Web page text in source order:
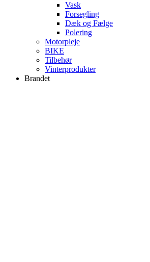
Vask
Forsegling
Dæk og Fælge
Polering
Motorpleje
BIKE
Tilbehør
Vinterprodukter
Brandet